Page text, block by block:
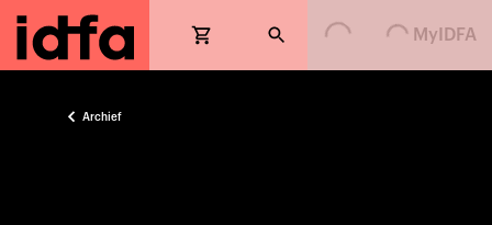
Loading...Loading... MyIDFA
Archief